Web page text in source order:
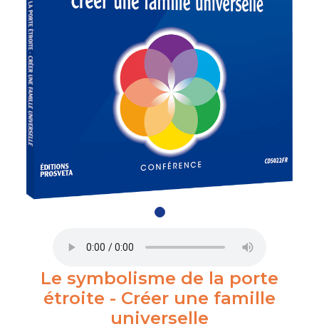
Le symbolisme de la porte
étroite - Créer une famille
universelle